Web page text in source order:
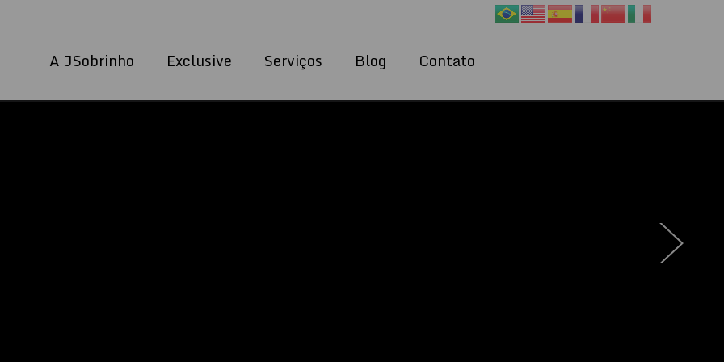
Contato
Blog
Serviços
Exclusive
A JSobrinho
›